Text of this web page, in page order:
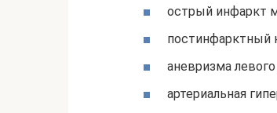
острый инфаркт
постинфарктный
аневризма
артериальная